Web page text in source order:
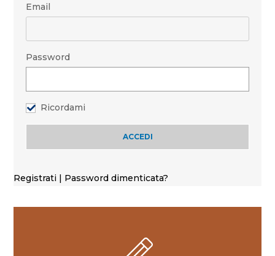
Email
Password
Ricordami
Registrati | Password dimenticata?